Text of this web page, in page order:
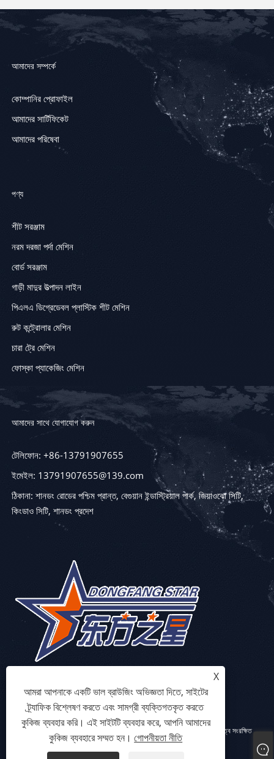
আমাদের সম্পর্কে
কোম্পানির প্রোফাইল
আমাদের সার্টিফিকেট
আমাদের পরিষেবা
পণ্য
শীট সরঞ্জাম
নরম দরজা পর্দা মেশিন
বোর্ড সরঞ্জাম
গাড়ী মাদুর উত্পাদন লাইন
পিএলএ ডিগ্রেডেবল প্লাস্টিক শীট মেশিন
রুট কন্ট্রোলার মেশিন
চারা ট্রে মেশিন
ফোস্কা প্যাকেজিং মেশিন
আমাদের সাথে যোগাযোগ করুন
টেলিফোন: +86-13791907655
ইমেইল: 13791907655@139.com
ঠিকানা: শানডং রোডের পশ্চিম প্রান্ত, বেগুয়ান ইন্ডাস্ট্রিয়াল পার্ক, জিয়াওঝো সিটি,
কিংডাও সিটি, শানডং প্রদেশ
কপিরাইট © 2023 Qingdao Eaststar Plastic Machinery Co.,Ltd. সর্বস্বত্ব সংরক্ষিত
X
আমরা আপনাকে একটি ভাল ব্রাউজিং অভিজ্ঞতা দিতে, সাইটের
ট্র্যাফিক বিশ্লেষণ করতে এবং সামগ্রী ব্যক্তিগতকৃত করতে
কুকিজ ব্যবহার করি। এই সাইটটি ব্যবহার করে, আপনি আমাদের
কুকিজ ব্যবহারে সম্মত হন।গোপনীয়তা নীতি